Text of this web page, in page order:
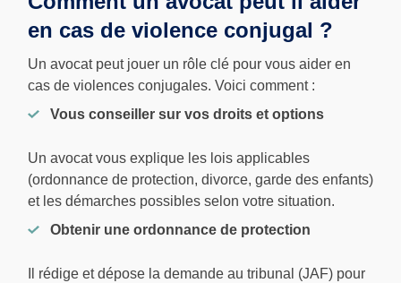
en cas de violence conjugal ?
Un avocat peut jouer un rôle clé pour vous aider en
cas de violences conjugales. Voici comment :
Vous conseiller sur vos droits et options
Un avocat vous explique les lois applicables
(ordonnance de protection, divorce, garde des enfants)
et les démarches possibles selon votre situation.
Obtenir une ordonnance de protection
Il rédige et dépose la demande au tribunal (JAF) pour